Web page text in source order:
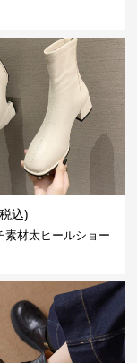
込)
素材太ヒールショー